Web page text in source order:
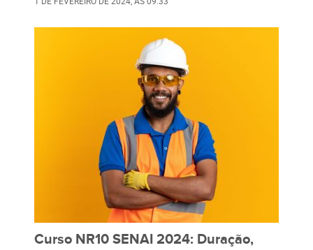
Curso NR10 SENAI 2024: Duração,